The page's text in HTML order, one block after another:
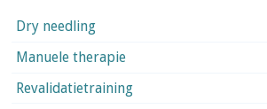
Dry needling
Manuele therapie
Revalidatietraining